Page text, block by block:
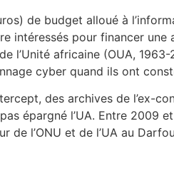
de budget alloué à
intéressés pour financer
l’Unité africaine (OUA,
cyber quand ils ont
des archives de l’ex-
épargné l’UA. Entre
l’ONU et de l’UA au